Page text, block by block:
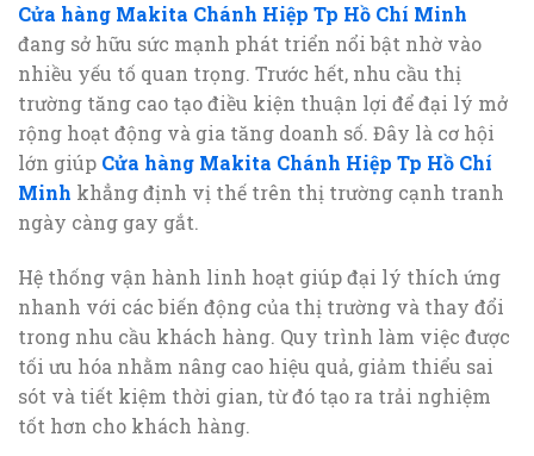
Cửa hàng Makita Chánh Hiệp Tp Hồ Chí Minh
đang sở hữu sức mạnh phát triển nổi bật nhờ vào
nhiều yếu tố quan trọng. Trước hết, nhu cầu thị
trường tăng cao tạo điều kiện thuận lợi để đại lý mở
rộng hoạt động và gia tăng doanh số. Đây là cơ hội
lớn giúp Cửa hàng Makita Chánh Hiệp Tp Hồ Chí
Minh khẳng định vị thế trên thị trường cạnh tranh
ngày càng gay gắt.
Hệ thống vận hành linh hoạt giúp đại lý thích ứng
nhanh với các biến động của thị trường và thay đổi
trong nhu cầu khách hàng. Quy trình làm việc được
tối ưu hóa nhằm nâng cao hiệu quả, giảm thiểu sai
sót và tiết kiệm thời gian, từ đó tạo ra trải nghiệm
tốt hơn cho khách hàng.